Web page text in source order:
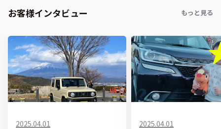
お客様インタビュー もっと見る
2025.04.01 2025.04.01